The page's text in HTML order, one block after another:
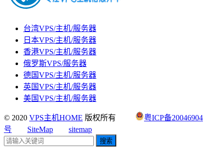
台湾VPS/主机/服务器
日本VPS/主机/服务器
香港VPS/主机/服务器
俄罗斯VPS/服务器
德国VPS/主机/服务器
英国VPS/主机/服务器
美国VPS/主机/服务器
© 2020 VPS主机HOME 版权所有
粤ICP备20046904
号
SiteMap sitemap
搜索